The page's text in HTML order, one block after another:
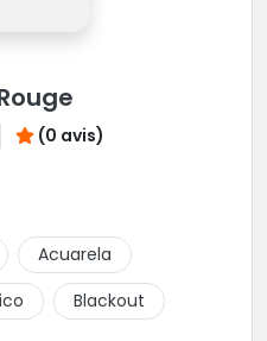
(0 avis)
Acuarela
Blackout